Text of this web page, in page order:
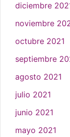
diciembre
noviembre
octubre 2021
septiembre
agosto 2021
julio 2021
junio 2021
mayo 2021